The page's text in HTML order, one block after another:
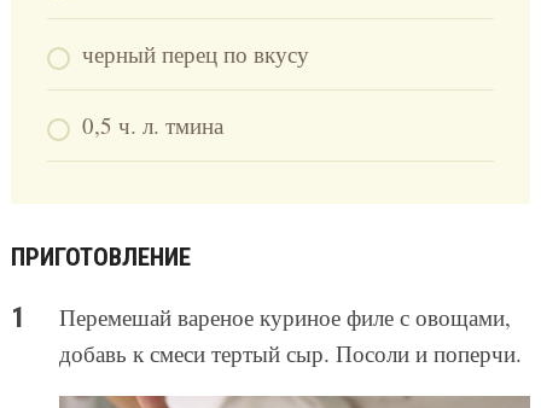
черный перец по вкусу
0,5 ч. л. тмина
ПРИГОТОВЛЕНИЕ
Перемешай вареное куриное филе с овощами,
добавь к смеси тертый сыр. Посоли и поперчи.